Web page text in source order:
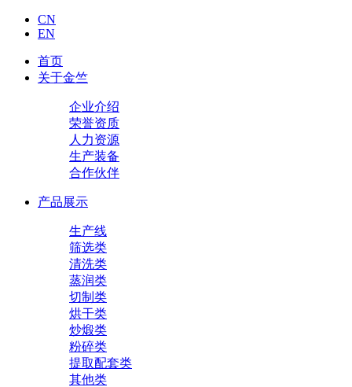
CN
EN
首页
关于金竺
企业介绍
荣誉资质
人力资源
生产装备
合作伙伴
产品展示
生产线
筛选类
清洗类
蒸润类
切制类
烘干类
炒煅类
粉碎类
提取配套类
其他类